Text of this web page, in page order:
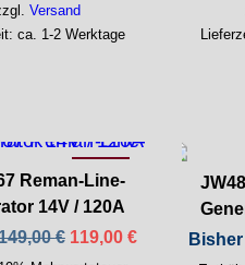
Versand
ca. 1-2 Werktage
-21%
Reman-Line-
14V / 120A
€ Ursprünglicher
119,00 €AktuellerBisher